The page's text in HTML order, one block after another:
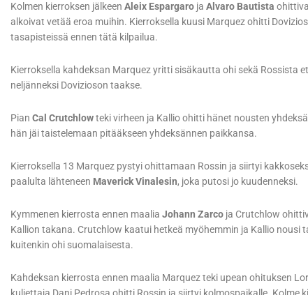
Kolmen kierroksen jälkeen Aleix Espargaro ja Alvaro Bautista
alkoivat vetää eroa muihin. Kierroksella kuusi Marquez ohitti
tasapisteissä ennen tätä kilpailua.
Kierroksella kahdeksan Marquez yritti sisäkautta ohi sekä Rossista
neljänneksi Dovizioson taakse.
Pian Cal Crutchlowteki virheen ja Kallio ohitti hänet nousten
hän jäi taistelemaan pitääkseen yhdeksännen paikkansa.
Kierroksella 13 Marquez pystyi ohittamaan Rossin ja siirtyi
paalulta lähteneen Maverick Vinalesin, joka putosi jo kuudenneksi.
Kymmenen kierrosta ennen maalia Johann Zarco ja Crutchlow
Kallion takana. Crutchlow kaatui hetkeä myöhemmin ja Kallio
kuitenkin ohi suomalaisesta.
Kahdeksan kierrosta ennen maalia Marquez teki upean ohituksen